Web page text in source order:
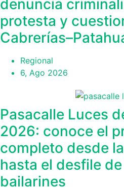
denuncia
protesta y
Regional
6, Ago 2026
Pasacalle Luces
2026: conoce el
completo desde
hasta el desfile
bailarines